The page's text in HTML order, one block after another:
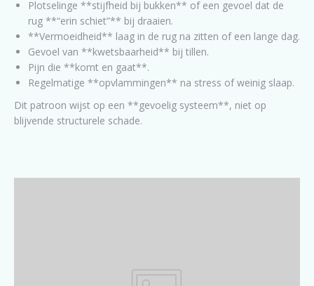
Plotselinge **stijfheid bij bukken** of een gevoel dat de
rug **“erin schiet”** bij draaien.
**Vermoeidheid** laag in de rug na zitten of een lange dag.
Gevoel van **kwetsbaarheid** bij tillen.
Pijn die **komt en gaat**.
Regelmatige **opvlammingen** na stress of weinig slaap.
Dit patroon wijst op een **gevoelig systeem**, niet op
blijvende structurele schade.